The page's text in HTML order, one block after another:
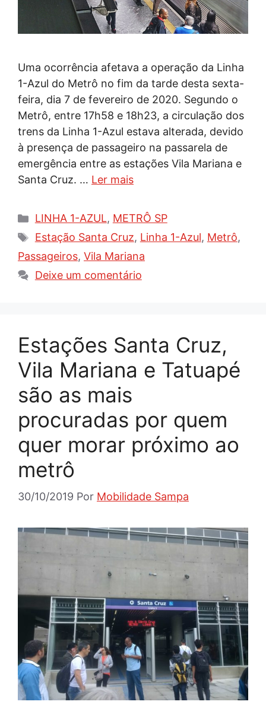
Uma ocorrência afetava a operação da Linha
1-Azul do Metrô no fim da tarde desta sexta-
feira, dia 7 de fevereiro de 2020. Segundo o
Metrô, entre 17h58 e 18h23, a circulação dos
trens da Linha 1-Azul estava alterada, devido
à presença de passageiro na passarela de
emergência entre as estações Vila Mariana e
Santa Cruz. … Ler mais
Categorias
LINHA 1-AZUL, METRÔ SP
Tags
Estação Santa Cruz, Linha 1-Azul, Metrô,
Passageiros, Vila Mariana
Deixe um comentário
Estações Santa Cruz,
Vila Mariana e Tatuapé
são as mais
procuradas por quem
quer morar próximo ao
metrô
30/10/2019 Por Mobilidade Sampa